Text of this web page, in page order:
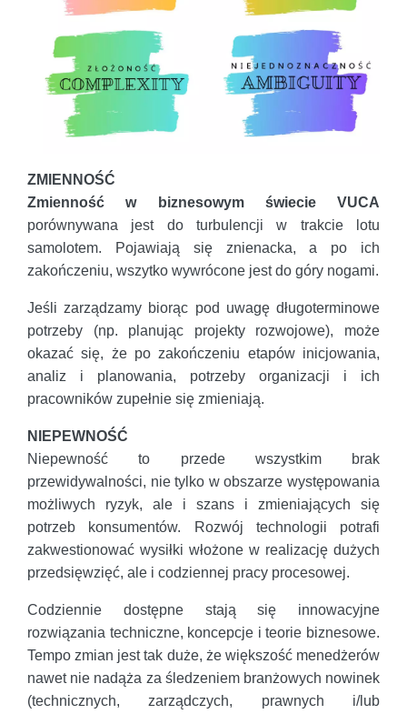
ZMIENNOŚĆ
Zmienność w biznesowym świecie VUCA
porównywana jest do turbulencji w trakcie lotu
samolotem. Pojawiają się znienacka, a po ich
zakończeniu, wszytko wywrócone jest do góry nogami.
Jeśli zarządzamy biorąc pod uwagę długoterminowe
potrzeby (np. planując projekty rozwojowe), może
okazać się, że po zakończeniu etapów inicjowania,
analiz i planowania, potrzeby organizacji i ich
pracowników zupełnie się zmieniają.
NIEPEWNOŚĆ
Niepewność to przede wszystkim brak
przewidywalności, nie tylko w obszarze występowania
możliwych ryzyk, ale i szans i zmieniających się
potrzeb konsumentów. Rozwój technologii potrafi
zakwestionować wysiłki włożone w realizację dużych
przedsięwzięć, ale i codziennej pracy procesowej.
Codziennie dostępne stają się innowacyjne
rozwiązania techniczne, koncepcje i teorie biznesowe.
Tempo zmian jest tak duże, że większość menedżerów
nawet nie nadąża za śledzeniem branżowych nowinek
(technicznych, zarządczych, prawnych i/lub